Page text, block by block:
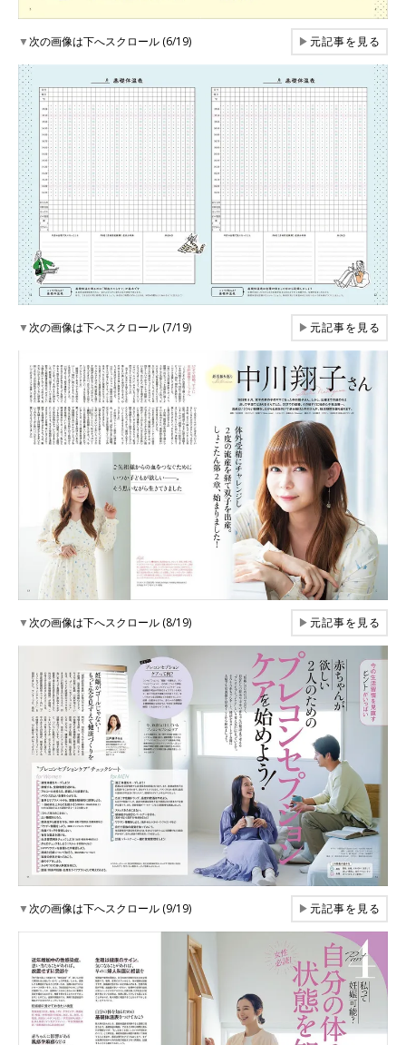
▼次の画像は下へスクロール (6/19) ▶元記事を見る
▼次の画像は下へスクロール (7/19) ▶元記事を見る
▼次の画像は下へスクロール (8/19) ▶元記事を見る
▼次の画像は下へスクロール (9/19) ▶元記事を見る